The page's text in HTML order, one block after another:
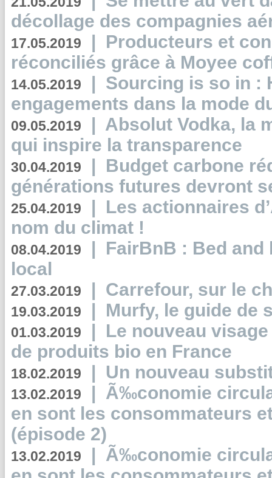
décollage des compagnies
17.05.2019 | Producteurs et
réconciliés grâce à Moyee
14.05.2019 | Sourcing is so in :
engagements dans la mode
09.05.2019 | Absolut Vodka, la
qui inspire la transparence
30.04.2019 | Budget carbone
générations futures devront
25.04.2019 | Les actionnaires
nom du climat !
08.04.2019 | FairBnB : Bed
local
27.03.2019 | Carrefour, sur le
19.03.2019 | Murfy, le guide de
01.03.2019 | Le nouveau
de produits bio en France
18.02.2019 | Un nouveau
13.02.2019 | Ã‰conomie
en sont les consommateurs
(épisode 2)
13.02.2019 | Ã‰conomie